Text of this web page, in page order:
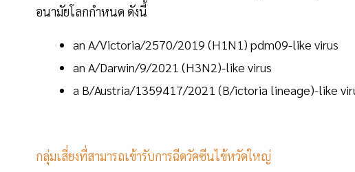
อนามัยโลกกำหนด ดังนี้
an A/Victoria/2570/2019 (H1N1) pdm09-like virus
an A/Darwin/9/2021 (H3N2)-like virus
a B/Austria/1359417/2021 (B/ictoria lineage)-like
กลุ่มเสี่ยงที่สามารถเข้ารับการฉีดวัคซีนไข้หวัดใหญ่